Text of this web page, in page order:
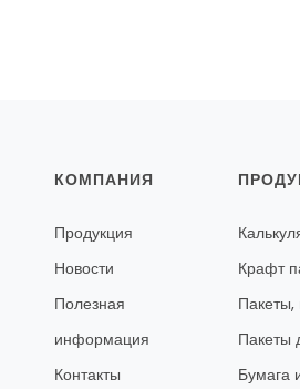
КОМПАНИЯ
Продукция
Новости
Полезная
информация
Контакты
Крафт
Пакеты
Бумага